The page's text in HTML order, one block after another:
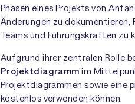
Phasen eines Projekts von
Änderungen zu
Teams und Führungskräften zu
Aufgrund ihrer zentralen Rolle
Projektdiagramm im
Projektdiagrammen sowie eine
kostenlos verwenden können.